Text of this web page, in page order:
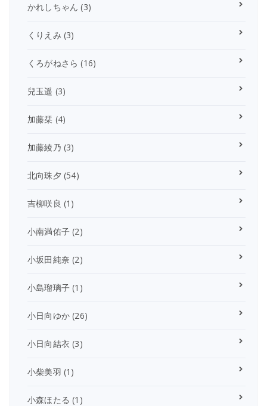
かれしちゃん (3)
くりえみ (3)
くろがねさら (16)
兒玉遥 (3)
加藤栞 (4)
加藤綾乃 (3)
北向珠夕 (54)
吉柳咲良 (1)
小南満佑子 (2)
小坂田純奈 (2)
小島瑠璃子 (1)
小日向ゆか (26)
小日向結衣 (3)
小柴美羽 (1)
小森ほたる (1)